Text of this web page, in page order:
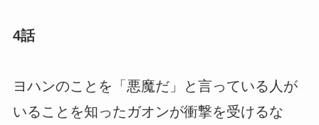
4話
ヨハンのことを「悪魔だ」と言っている人が
いることを知ったガオンが衝撃を受けるな